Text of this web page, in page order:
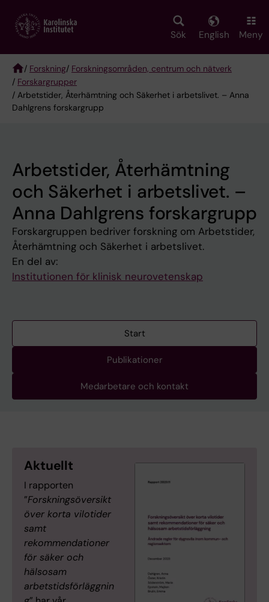
main
Sök English Meny
Breadcrumb
/ Forskning/ Forskningsområden, centrum och nätverk
/ Forskargrupper
/ Arbetstider, Återhämtning och Säkerhet i arbetslivet. – Anna
Dahlgrens forskargrupp
Arbetstider, Återhämtning
och Säkerhet i arbetslivet. –
Anna Dahlgrens forskargrupp
Forskargruppen bedriver forskning om Arbetstider,
Återhämtning och Säkerhet i arbetslivet.
En del av:
Institutionen för klinisk neurovetenskap
Start
Publikationer
Medarbetare och kontakt
Aktuellt
I rapporten
”Forskningsöversikt
över korta vilotider
samt
rekommendationer
för säker och
hälsosam
arbetstidsförläggnin